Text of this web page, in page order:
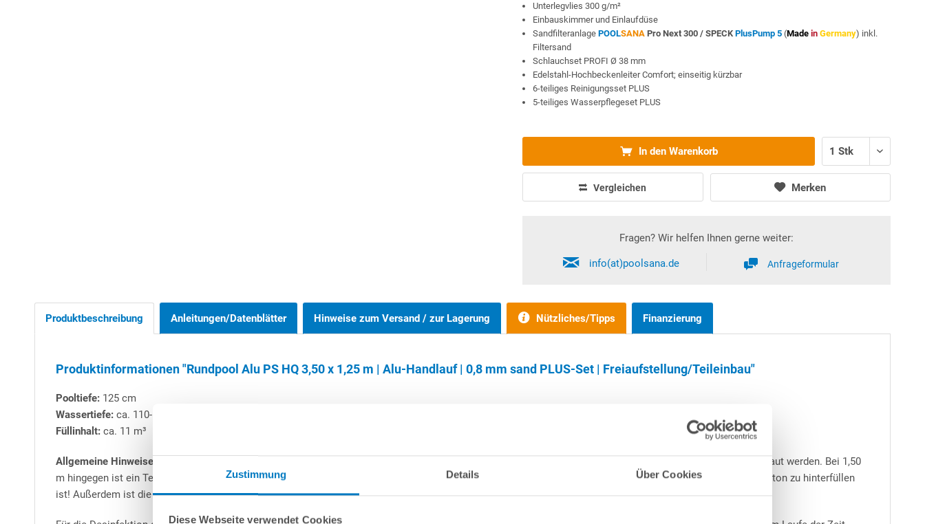
Zustimmung Details Über Cookies
Diese Webseite verwendet Cookies
Unterlegvlies 300 g/m²
Einbauskimmer und Einlaufdüse
SandfilteranlagePOOLSANA Pro Next 300 / SPECK PlusPump 5 (Made in Germany) inkl.
Filtersand
Schlauchset PROFI Ø 38 mm
Edelstahl-Hochbeckenleiter Comfort; einseitig kürzbar
6-teiliges Reinigungsset PLUS
5-teiliges Wasserpflegeset PLUS
In den Warenkorb
Vergleichen Merken
Fragen? Wir helfen Ihnen gerne weiter:
info(at)poolsana.de Anfrageformular
Produktbeschreibung Finanzierung
Anleitungen/Datenblätter Hinweise zum Versand / zur Lagerung Nützliches/Tipps
Produktinformationen "Rundpool Alu PS HQ 3,50 x 1,25 m | Alu-Handlauf | 0,8 mm sand PLUS-Set | Freiaufstellung/Teileinbau"
Pooltiefe: 125 cm
Wassertiefe: ca. 110-115 cm
Füllinhalt: ca. 11 m³
Allgemeine Hinweise zu Aluwand-Rundbecken:
Alle Rundpools 1,20 m, 1,25 m und 1,35 m können wahlweise frei aufgestellt oder teilweise bzw. ganz eingebaut werden. Bei 1,50
m hingegen ist ein Teileinbau (mind. 50 cm) zwingend vonnöten. Bitte beachten Sie, dass der eingelassene Bereich des Schwimmbeckens stets mit Magerbeton zu hinterfüllen
ist! Außerdem ist die Erstellung einer Beton-Bodenplatte - unabhängig von der Poolgröße sowie auch von der Aufstellvariante - immer zu empfehlen.